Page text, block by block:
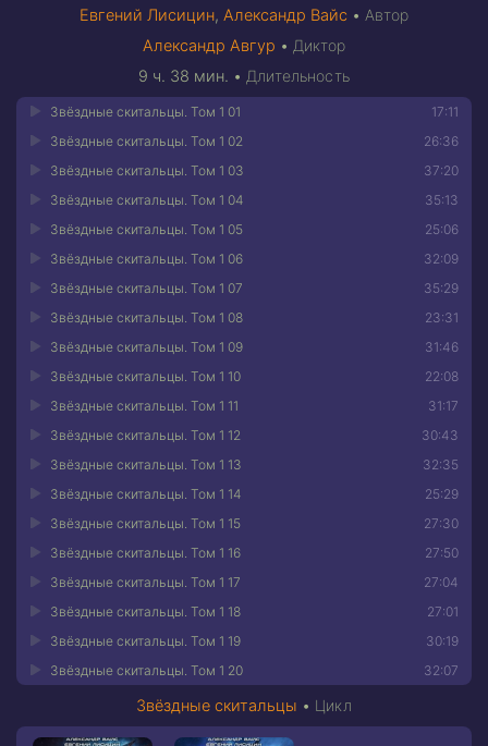
Евгений Лисицин, Александр Вайс • Автор
Александр Авгур • Диктор
9 ч. 38 мин. •Длительность
17:11
Звёздные скитальцы. Том 1 01
26:36
Звёздные скитальцы. Том 1 02
37:20
Звёздные скитальцы. Том 1 03
35:13
Звёздные скитальцы. Том 1 04
25:06
Звёздные скитальцы. Том 1 05
32:09
Звёздные скитальцы. Том 1 06
35:29
Звёздные скитальцы. Том 1 07
23:31
Звёздные скитальцы. Том 1 08
31:46
Звёздные скитальцы. Том 1 09
22:08
Звёздные скитальцы. Том 1 10
31:17
Звёздные скитальцы. Том 1 11
30:43
Звёздные скитальцы. Том 1 12
32:35
Звёздные скитальцы. Том 1 13
25:29
Звёздные скитальцы. Том 1 14
27:30
Звёздные скитальцы. Том 1 15
27:50
Звёздные скитальцы. Том 1 16
27:04
Звёздные скитальцы. Том 1 17
27:01
Звёздные скитальцы. Том 1 18
30:19
Звёздные скитальцы. Том 1 19
32:07
Звёздные скитальцы. Том 1 20
Звёздные скитальцы • Цикл